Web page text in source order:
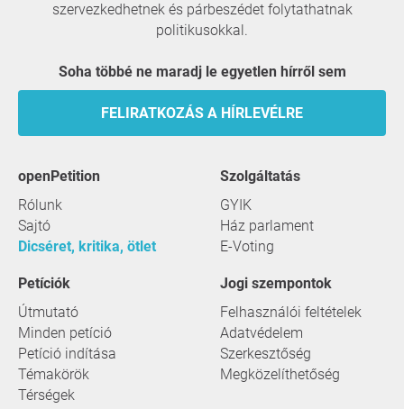
szervezkedhetnek és párbeszédet folytathatnak
politikusokkal.
Soha többé ne maradj le egyetlen hírről sem
FELIRATKOZÁS A HÍRLEVÉLRE
openPetition
Rólunk
Sajtó
Dicséret, kritika, ötlet
szolgáltatás
GYIK
Ház parlament
E-Voting
Petíciók
Útmutató
Minden petíció
Petíció indítása
Témakörök
Térségek
Jogi szempontok
Felhasználói feltételek
Adatvédelem
Szerkesztőség
Megközelíthetőség